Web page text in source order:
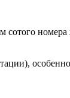
сотого